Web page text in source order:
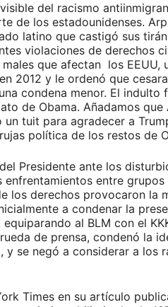
del racismo
de los estadounidenses.
latino que castigó sus
violaciones de derechos
que afectan los EEUU,
2012 y le ordenó que
condena menor. El
de Obama. Añadamos
tuit para agradecer a
política de los restos de
Presidente ante los
entre
los derechos provocaron la
a condenar la
al BLM con el
de prensa, condenó la
se negó a considerar a
Times en su artículo